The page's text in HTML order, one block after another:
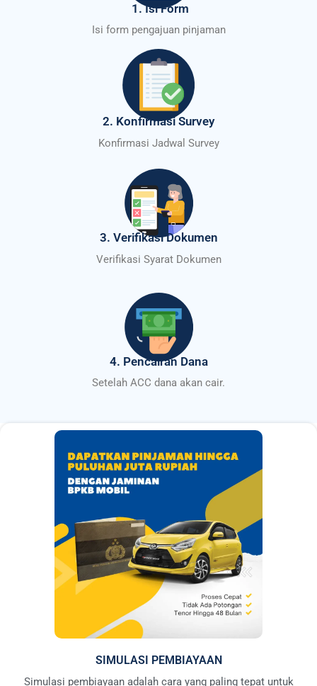
1. Isi Form
Isi form pengajuan pinjaman
2. Konfirmasi Survey
Konfirmasi Jadwal Survey
3. Verifikasi Dokumen
Verifikasi Syarat Dokumen
4. Pencairan Dana
Setelah ACC dana akan cair.
SIMULASI PEMBIAYAAN
Simulasi pembiayaan adalah cara yang paling tepat untuk